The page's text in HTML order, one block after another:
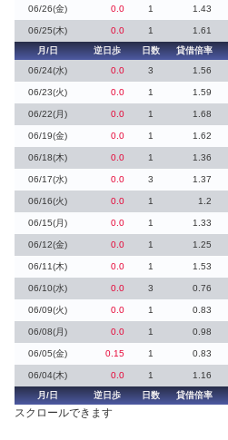
06/26(金) 0.0 1 1.43
06/25(木) 0.0 1 1.61
月/日
逆日歩 日数 貸借倍率
06/24(水)
0.0 3 1.56
06/23(火) 0.0 1 1.59
06/22(月) 0.0 1 1.68
06/19(金) 0.0 1 1.62
06/18(木) 0.0 1 1.36
06/17(水) 0.0 3 1.37
06/16(火) 0.0 1 1.2
06/15(月) 0.0 1 1.33
06/12(金) 0.0 1 1.25
06/11(木) 0.0 1 1.53
06/10(水) 0.0 3 0.76
06/09(火) 0.0 1 0.83
06/08(月) 0.0 1 0.98
06/05(金) 0.15 1 0.83
06/04(木) 0.0 1 1.16
月/日
逆日歩 日数 貸借倍率
スクロールできます